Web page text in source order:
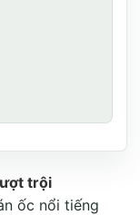
trội
ốc nổi tiếng